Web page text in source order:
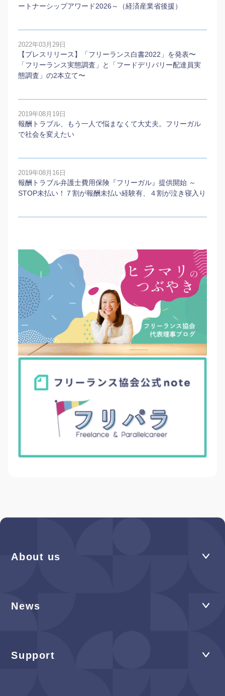
ートナーシップアワード2026～（経済産業省後援）
2022年03月29日
【プレスリリース】「フリーランス白書2022」を発表〜
「フリーランス実態調査」と「フードデリバリー配達員実
態調査」の2本⽴て〜
2019年08月19日
報酬トラブル、もう一人で悩まなくて大丈夫。フリーガル
で社会を変えたい
2019年08月16日
報酬トラブル弁護士費用保険『フリーガル』提供開始 ～
STOP未払い！７割が報酬未払い経験有、４割が泣き寝入り
About us
News
Support